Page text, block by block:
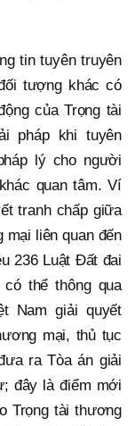
tin tuyên truyên
tượng khác có
của Trọng tài
pháp khi tuyên
lý cho người
quan tâm. Ví
tranh chấp giữa
liên quan đến
236 Luật Đất đai
có thể thông qua
Nam giải quyết
mại, thủ tục
ra Tòa án giải
đây là điểm mới
Trọng tài thương